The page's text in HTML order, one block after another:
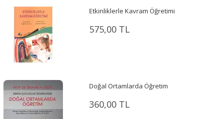
Etkinliklerle Kavram Öğretimi
575,00 TL
Doğal Ortamlarda Öğretim
360,00 TL